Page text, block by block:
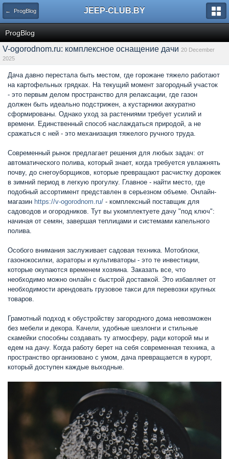
← ProgBlog JEEP-CLUB.BY
ProgBlog
V-ogorodnom.ru: комплексное оснащение дачи 20 December
2025
Дача давно перестала быть местом, где горожане тяжело работают
на картофельных грядках. На текущий момент загородный участок
- это первым делом пространство для релаксации, где газон
должен быть идеально подстрижен, а кустарники аккуратно
сформированы. Однако уход за растениями требует усилий и
времени. Единственный способ наслаждаться природой, а не
сражаться с ней - это механизация тяжелого ручного труда.
Современный рынок предлагает решения для любых задач: от
автоматического полива, который знает, когда требуется увлажнять
почву, до снегоуборщиков, которые превращают расчистку дорожек
в зимний период в легкую прогулку. Главное - найти место, где
подобный ассортимент представлен в серьезном объеме. Онлайн-
магазин https://v-ogorodnom.ru/ - комплексный поставщик для
садоводов и огородников. Тут вы укомплектуете дачу "под ключ":
начиная от семян, завершая теплицами и системами капельного
полива.
Особого внимания заслуживает садовая техника. Мотоблоки,
газонокосилки, аэраторы и культиваторы - это те инвестиции,
которые окупаются временем хозяина. Заказать все, что
необходимо можно онлайн с быстрой доставкой. Это избавляет от
необходимости арендовать грузовое такси для перевозки крупных
товаров.
Грамотный подход к обустройству загородного дома невозможен
без мебели и декора. Качели, удобные шезлонги и стильные
скамейки способны создавать ту атмосферу, ради которой мы и
едем на дачу. Когда работу берет на себя современная техника, а
пространство организовано с умом, дача превращается в курорт,
который доступен каждые выходные.